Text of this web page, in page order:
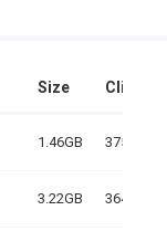
Size Clicks
1.46GB 375
3.22GB 364